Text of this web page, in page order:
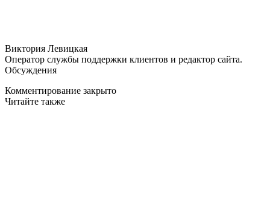
Виктория Левицкая
Оператор службы поддержки клиентов и редактор сайта.
Обсуждения
Комментирование закрыто
Читайте также